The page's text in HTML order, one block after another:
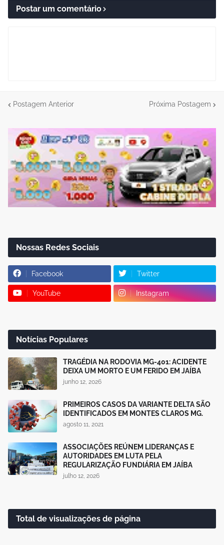
Postar um comentário
Postagem Anterior Próxima Postagem
Nossas Redes Sociais
Facebook Twitter
YouTube Instagram
Notícias Populares
TRAGÉDIA NA RODOVIA MG-401: ACIDENTE
DEIXA UM MORTO E UM FERIDO EM JAÍBA
junho 12, 2026
PRIMEIROS CASOS DA VARIANTE DELTA SÃO
IDENTIFICADOS EM MONTES CLAROS MG.
agosto 11, 2021
ASSOCIAÇÕES REÚNEM LIDERANÇAS E
AUTORIDADES EM LUTA PELA
REGULARIZAÇÃO FUNDIÁRIA EM JAÍBA
julho 12, 2026
Total de visualizações de página